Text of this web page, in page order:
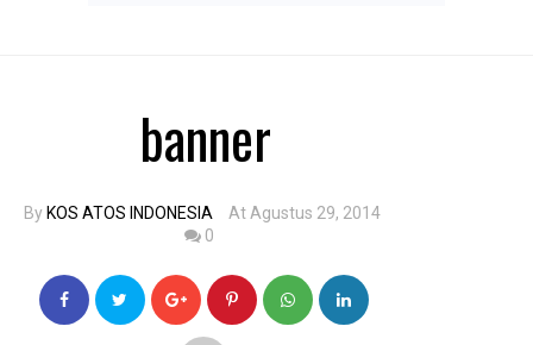
banner
By KOS ATOS INDONESIA
At Agustus 29, 2014
0